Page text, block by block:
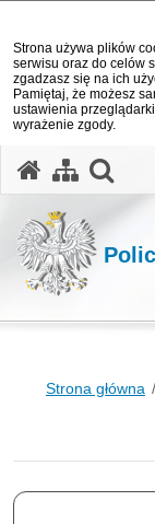
Strona używa plików
serwisu oraz do celów
zgadzasz się na ich
Pamiętaj, że możesz
ustawienia
wyrażenie zgody.
Strona główna